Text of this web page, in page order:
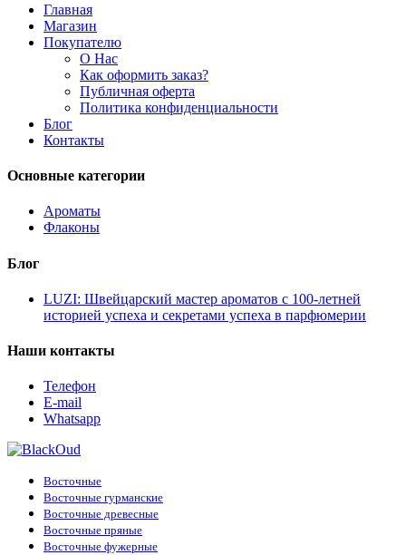
Главная
Магазин
Покупателю
О Нас
Как оформить заказ?
Публичная оферта
Политика конфиденциальности
Блог
Контакты
Основные категории
Ароматы
Флаконы
Блог
LUZI: Швейцарский мастер ароматов с 100-летней
историей успеха и секретами успеха в парфюмерии
Наши контакты
Телефон
E-mail
Whatsapp
Восточные
Восточные гурманские
Восточные древесные
Восточные пряные
Восточные фужерные